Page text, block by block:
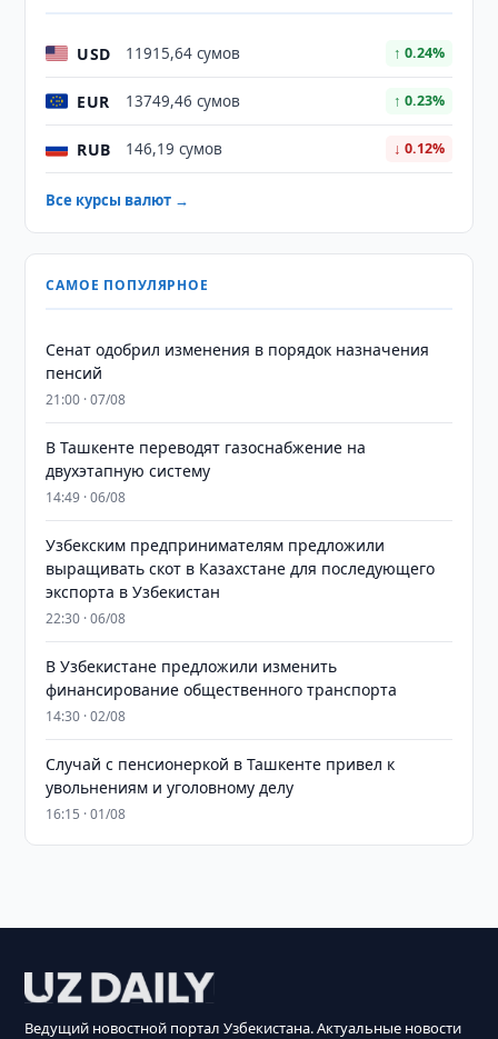
USD 11915,64 сумов ↑ 0.24%
EUR 13749,46 сумов ↑ 0.23%
RUB 146,19 сумов ↓ 0.12%
Все курсы валют →
САМОЕ ПОПУЛЯРНОЕ
Сенат одобрил изменения в порядок назначения
пенсий
21:00 · 07/08
В Ташкенте переводят газоснабжение на
двухэтапную систему
14:49 · 06/08
Узбекским предпринимателям предложили
выращивать скот в Казахстане для последующего
экспорта в Узбекистан
22:30 · 06/08
В Узбекистане предложили изменить
финансирование общественного транспорта
14:30 · 02/08
Случай с пенсионеркой в Ташкенте привел к
увольнениям и уголовному делу
16:15 · 01/08
Ведущий новостной портал Узбекистана. Актуальные новости